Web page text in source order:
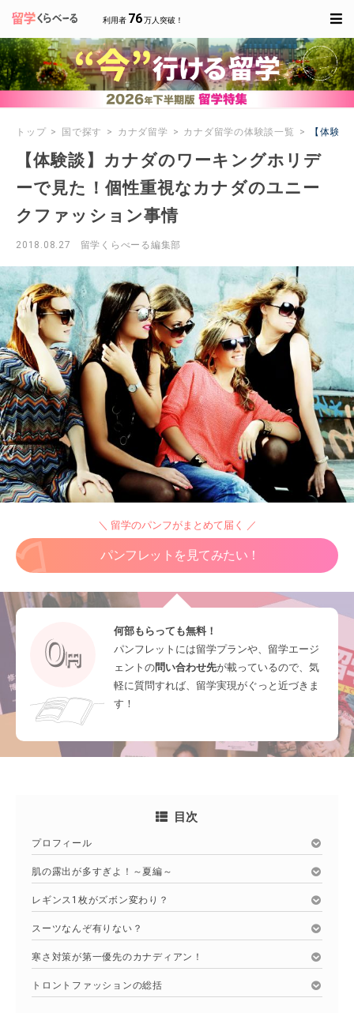
利用者 76万人突破！
トップ 国で探す カナダ留学 カナダ留学の体験談一覧 【体験
【体験談】カナダのワーキングホリデ
ーで見た！個性重視なカナダのユニー
クファッション事情
2018.08.27 留学くらべーる編集部
＼ 留学のパンフがまとめて届く ／
パンフレットを見てみたい！
何部もらっても無料！
パンフレットには留学プランや、留学エージ
ェントの問い合わせ先が載っているので、気
軽に質問すれば、留学実現がぐっと近づきま
す！
目次
プロフィール
肌の露出が多すぎよ！～夏編～
レギンス1枚がズボン変わり？
スーツなんぞ有りない？
寒さ対策が第一優先のカナディアン！
トロントファッションの総括